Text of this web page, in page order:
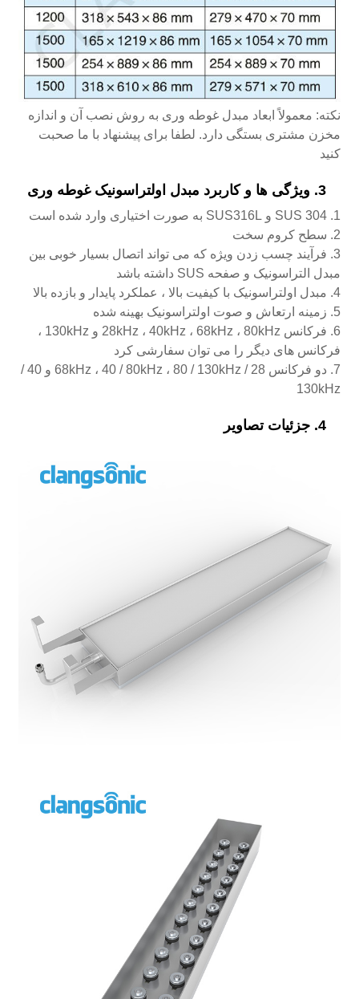
نکته: معمولاً ابعاد مبدل غوطه وری به روش نصب آن و اندازه
مخزن مشتری بستگی دارد. لطفا برای پیشنهاد با ما صحبت
کنید
3. ویژگی ها و کاربرد مبدل اولتراسونیک غوطه وری
1. SUS 304 و SUS316L به صورت اختیاری وارد شده است
2. سطح کروم سخت
3. فرآیند چسب زدن ویژه که می تواند اتصال بسیار خوبی بین
مبدل التراسونیک و صفحه SUS داشته باشد
4. مبدل اولتراسونیک با کیفیت بالا ، عملکرد پایدار و بازده بالا
5. زمینه ارتعاش و صوت اولتراسونیک بهینه شده
6. فرکانس 28kHz ، 40kHz ، 68kHz ، 80kHz و 130kHz ،
فرکانس های دیگر را می توان سفارشی کرد
7. دو فرکانس 28 / 68kHz ، 40 / 80kHz ، 80 / 130kHz و 40 /
130kHz
4. جزئیات تصاویر